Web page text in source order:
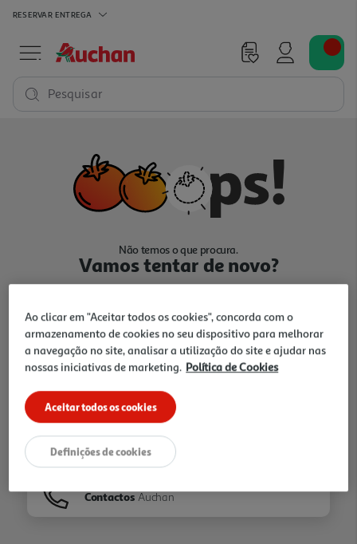
RESERVAR ENTREGA
Pesquisar
Não temos o que procura.
Vamos tentar de novo?
Ir para Homepage
Folhetos
Contactos Auchan
Ao clicar em "Aceitar todos os cookies", concorda com o
armazenamento de cookies no seu dispositivo para melhorar
a navegação no site, analisar a utilização do site e ajudar nas
nossas iniciativas de marketing. Política de Cookies
Aceitar todos os cookies
Definições de cookies